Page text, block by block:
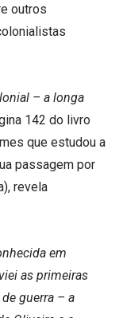
outros
– a longa
142 do livro
que estudou a
passagem por
revela
em
as primeiras
guerra – a